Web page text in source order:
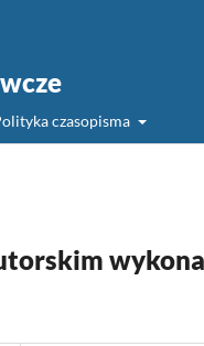
czasopisma